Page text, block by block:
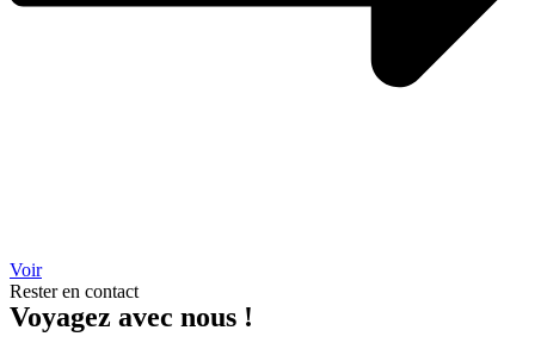
Voir
Rester en contact
Voyagez avec nous !